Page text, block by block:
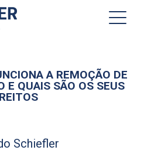
A REMOÇÃO DE
E QUAIS SÃO OS SEUS
Schiefler